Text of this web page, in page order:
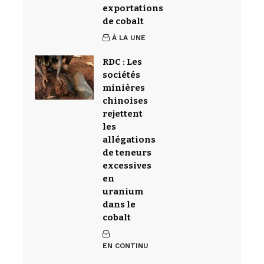
exportations
de cobalt
À LA UNE
RDC : Les
sociétés
minières
chinoises
rejettent
les
allégations
de teneurs
excessives
en
uranium
dans le
cobalt
EN CONTINU